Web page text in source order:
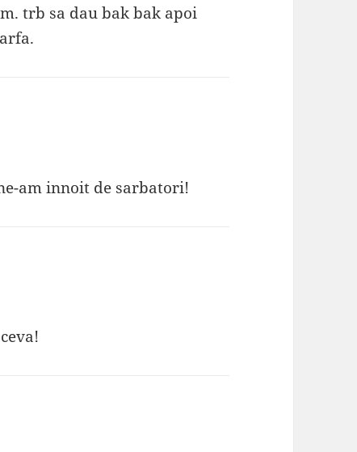
trb sa dau bak bak apoi
am innoit de sarbatori!